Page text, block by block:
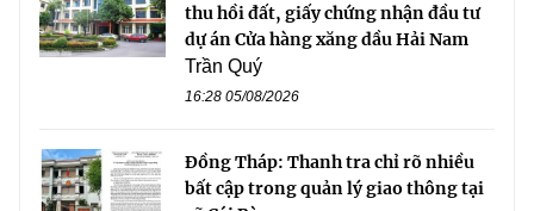
thu hồi đất, giấy chứng nhận đầu tư
dự án Cửa hàng xăng dầu Hải Nam
Trần Quý
16:28 05/08/2026
Đồng Tháp: Thanh tra chỉ rõ nhiều
bất cập trong quản lý giao thông tại